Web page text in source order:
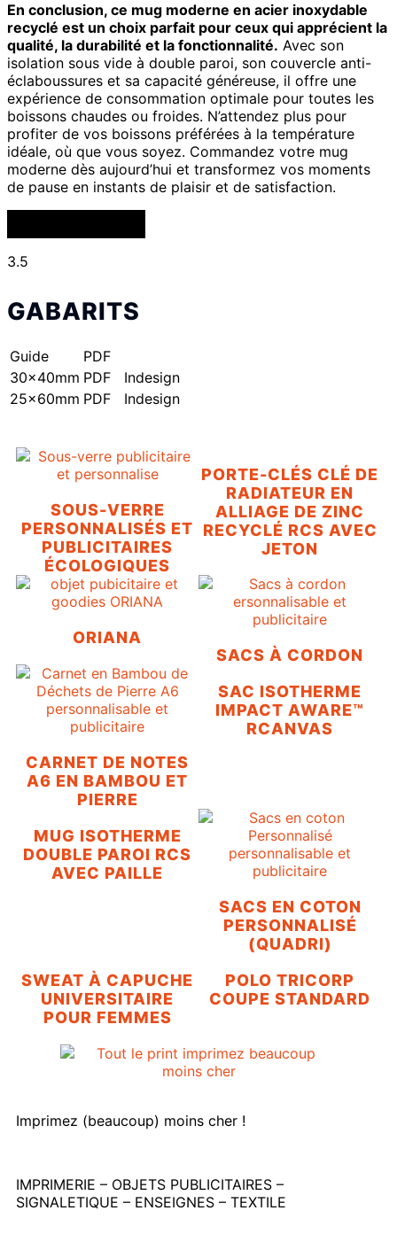
En conclusion, ce mug moderne en acier inoxydable
recyclé est un choix parfait pour ceux qui apprécient la
qualité, la durabilité et la fonctionnalité. Avec son
isolation sous vide à double paroi, son couvercle anti-
éclaboussures et sa capacité généreuse, il offre une
expérience de consommation optimale pour toutes les
boissons chaudes ou froides. N’attendez plus pour
profiter de vos boissons préférées à la température
idéale, où que vous soyez. Commandez votre mug
moderne dès aujourd’hui et transformez vos moments
de pause en instants de plaisir et de satisfaction.
3.5
GABARITS
Guide
PDF
30x40mm PDF Indesign
25x60mm PDF Indesign
SOUS-VERRE
PERSONNALISÉS ET
PUBLICITAIRES
ÉCOLOGIQUES
PORTE-CLÉS CLÉ DE
RADIATEUR EN
ALLIAGE DE ZINC
RECYCLÉ RCS AVEC
JETON
ORIANA
SACS À CORDON
CARNET DE NOTES
A6 EN BAMBOU ET
PIERRE
SAC ISOTHERME
IMPACT AWARE™
RCANVAS
MUG ISOTHERME
DOUBLE PAROI RCS
AVEC PAILLE
SACS EN COTON
PERSONNALISÉ
(QUADRI)
SWEAT À CAPUCHE
UNIVERSITAIRE
POUR FEMMES
POLO TRICORP
COUPE STANDARD
Imprimez (beaucoup) moins cher !
IMPRIMERIE – OBJETS PUBLICITAIRES –
SIGNALETIQUE – ENSEIGNES – TEXTILE